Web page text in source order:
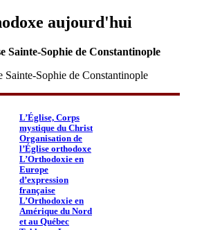
aujourd'hui
Sainte-Sophie de Constantinople
L’Église, Corps
mystique du Christ
Organisation de
l’Église orthodoxe
L’Orthodoxie en
Europe
d’expression
française
L’Orthodoxie en
Amérique du Nord
et au Québec